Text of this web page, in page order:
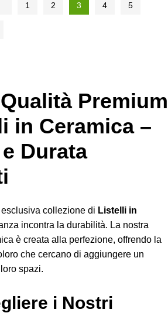
1 2 3 4 5
Premium
in Ceramica –
Durata
collezione di Listelli in
incontra la durabilità. La nostra
è creata alla perfezione, offrendo la
che cercano di aggiungere un
spazi.
i Nostri